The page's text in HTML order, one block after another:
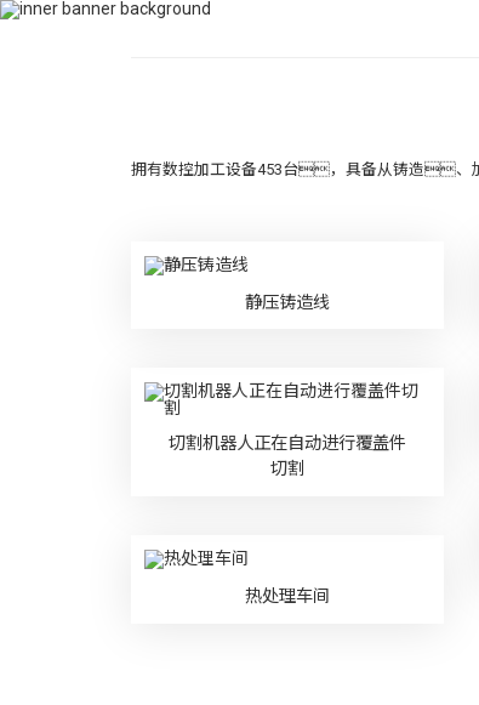
dfam@ti-plating.com
拥有数控加工设备453台，具备从铸造
静压铸造线
切割机器人正在自动进行覆盖件
切割
热处理车间